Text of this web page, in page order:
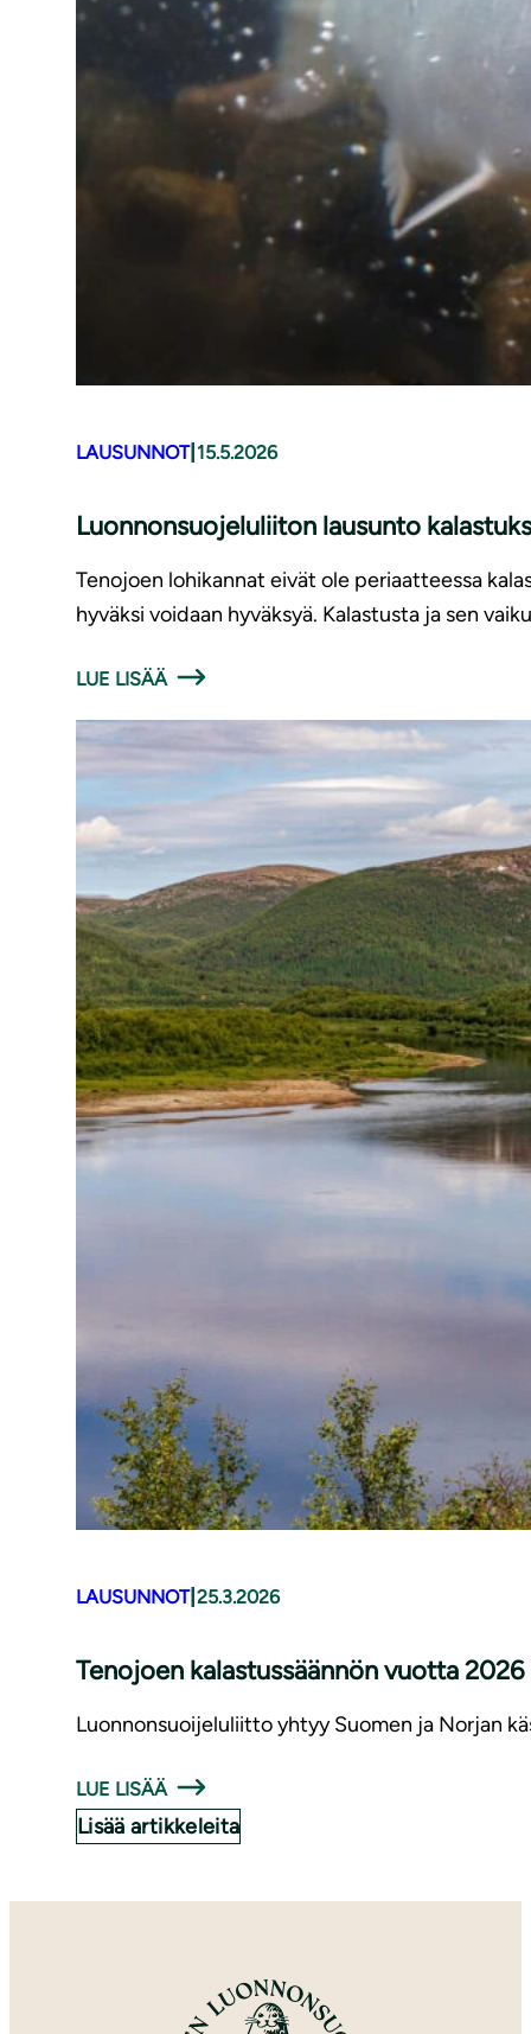
LAUSUNNOT| 15.5.2026
Luonnonsuojeluliiton lausunto
Tenojoen lohikannat eivät ole periaatteessa
hyväksi voidaan hyväksyä. Kalastusta ja sen
LUE LISÄÄ
LAUSUNNOT| 25.3.2026
Tenojoen kalastussäännön vuotta
Luonnonsuoijeluliitto yhtyy Suomen ja Norjan
LUE LISÄÄ
Lisää artikkeleita